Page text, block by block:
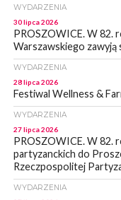
WYDARZENIA
30 lipca 2026
PROSZOWICE. W 82.
Warszawskiego zawyją
WYDARZENIA
28 lipca 2026
Festiwal Wellness &
WYDARZENIA
27 lipca 2026
PROSZOWICE. W 82.
partyzanckich do
Rzeczpospolitej
WYDARZENIA